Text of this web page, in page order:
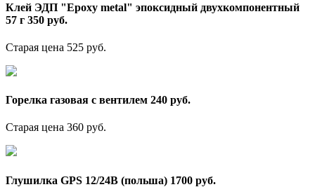
Клей ЭДП "Epoxy metal" эпоксидный двухкомпонентный
57 г 350 руб.
Старая цена 525 руб.
Горелка газовая с вентилем 240 руб.
Старая цена 360 руб.
Глушилка GPS 12/24В (польша) 1700 руб.